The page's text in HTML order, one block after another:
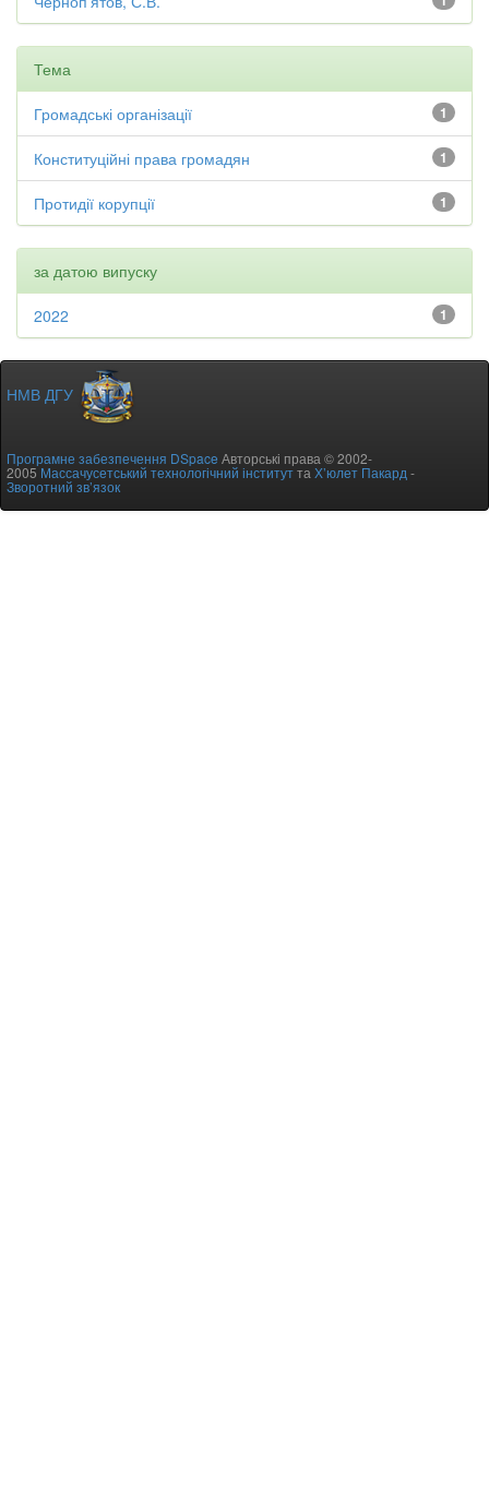
Тема
1
Громадські організації
1
Конституційні права громадян
1
Протидії корупції
за датою випуску
1
2022
НМВ ДГУ
Програмне забезпечення DSpace Авторські права © 2002-
2005Массачусетський технологічний інститутта Х’юлет Пакард -
Зворотний зв’язок